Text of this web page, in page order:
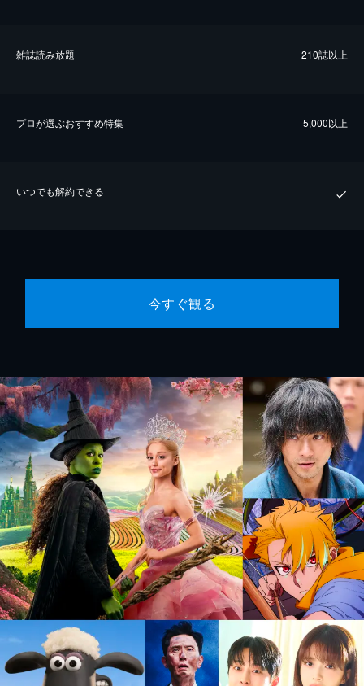
雑誌読み放題 210誌以上
プロが選ぶおすすめ特集 5,000以上
いつでも解約できる
今すぐ観る